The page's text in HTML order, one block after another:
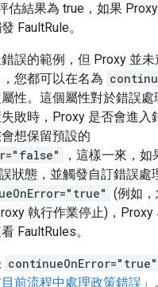
估結果為 true，如果
FaultRule。
誤的範例，但 Proxy 並
您都可以在名為
性。這個屬性對於錯誤處
敗時，Proxy 是否會進入
想保留預設的
，這樣一來，如
狀態，並觸發自訂錯誤處
(例如
執行作業停止)，Proxy
FaultRules。
continueOnError="true"
前流程中處理政策錯誤 」